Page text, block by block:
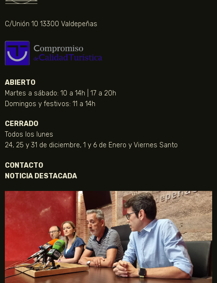
C/Unión 10 13300 Valdepeñas
ABIERTO
Martes a sábado: 10 a 14h | 17 a 20h
Domingos y festivos: 11 a 14h
CERRADO
Todos los lunes
24, 25 y 31 de diciembre, 1 y 6 de Enero y Viernes Santo
CONTACTO
NOTICIA DESTACADA